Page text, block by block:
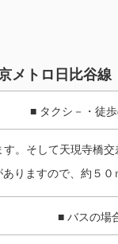
メトロ日比谷
■ タクシ－・徒
。そして天現寺橋
りますので、約５０
■ バスの場